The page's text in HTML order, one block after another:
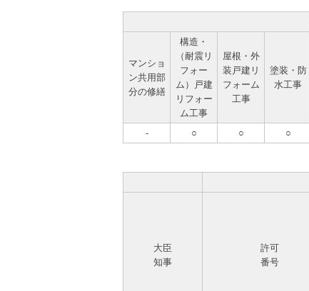
マンショ
ン共用部
分の修繕
構造・
（耐震リ
フォー
ム）戸建
リフォー
ム工事
屋根・外
装戸建リ
フォーム
工事
塗装・防
水工事
- ○ ○ ○
大臣
知事
許可
番号